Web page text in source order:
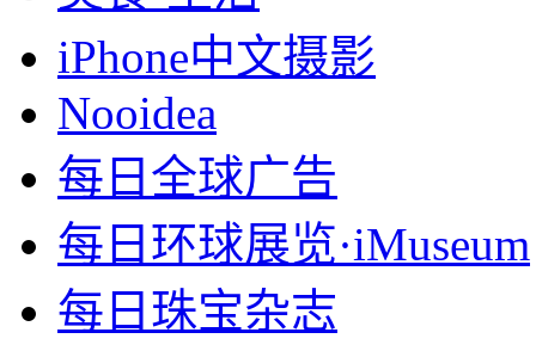
iPhone中文摄影
Nooidea
每日全球广告
每日环球展览·iMuseum
每日珠宝杂志